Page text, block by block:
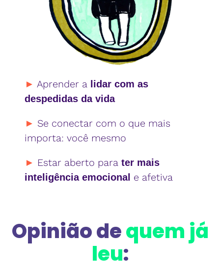
► Aprender a lidar com as
despedidas da vida
► Se conectar com o que mais
importa: você mesmo
► Estar aberto para ter mais
inteligência emocional e afetiva
Opinião dequem já
leu: